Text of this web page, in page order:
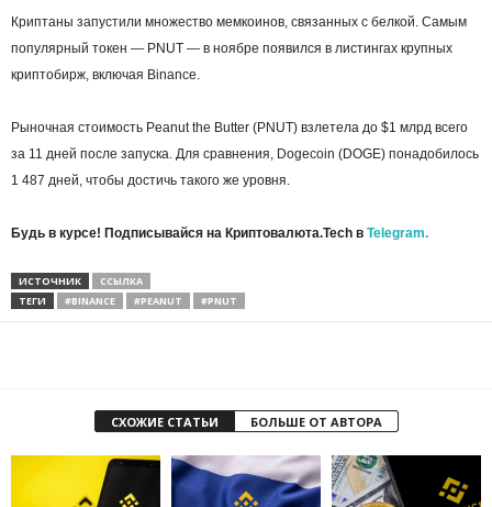
Криптаны запустили множество мемкоинов, связанных с белкой. Самым
популярный токен — PNUT — в ноябре появился в листингах крупных
криптобирж, включая Binance.
Рыночная стоимость Peanut the Butter (PNUT) взлетела до $1 млрд всего
за 11 дней после запуска. Для сравнения, Dogecoin (DOGE) понадобилось
1 487 дней, чтобы достичь такого же уровня.
Будь в курсе! Подписывайся на Криптовалюта.Tech в Telegram.
ИСТОЧНИК
ССЫЛКА
ТЕГИ
#BINANCE #PEANUT #PNUT
СХОЖИЕ СТАТЬИ БОЛЬШЕ ОТ АВТОРА